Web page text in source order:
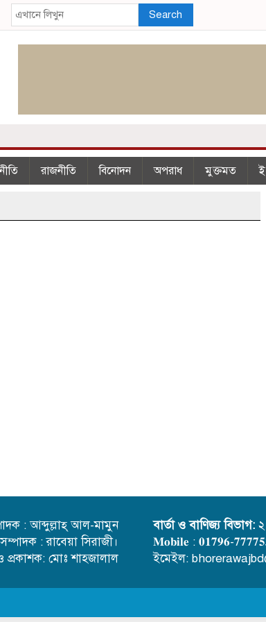
Search
রাজনীতি বিনোদন অপরাধ মুক্তমত
: আব্দুল্লাহ্ আল-মামুন
সম্পাদক : রাবেয়া সিরাজী।
প্রকাশক: মোঃ শাহজালাল
বার্তা ও বাণিজ্য বিভাগ:
𝐌𝐨𝐛𝐢𝐥𝐞 : 𝟎𝟏𝟕𝟗𝟔-
ইমেইল: